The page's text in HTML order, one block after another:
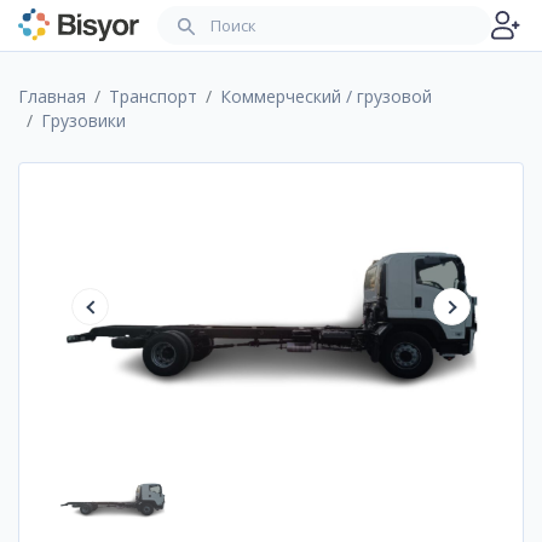
Главная Транспорт
Коммерческий / грузовой
Грузовики